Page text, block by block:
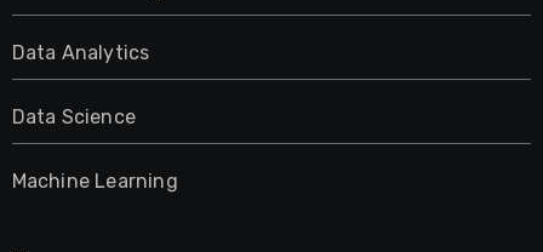
Data Analytics
Data Science
Machine Learning